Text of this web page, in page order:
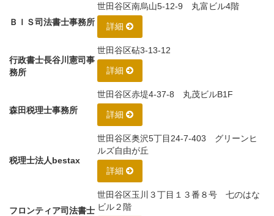
ＢＩＳ司法書士事務所
世田谷区南烏山5-12-9 丸富ビル4階
詳細
行政書士長谷川憲司事
務所
世田谷区砧3-13-12
詳細
森田税理士事務所
世田谷区赤堤4-37-8 丸茂ビルB1F
詳細
税理士法人bestax
世田谷区奥沢5丁目24-7-403 グリーンヒ
ルズ自由が丘
詳細
フロンティア司法書士
世田谷区玉川３丁目１３番８号 七のはな
ビル２階